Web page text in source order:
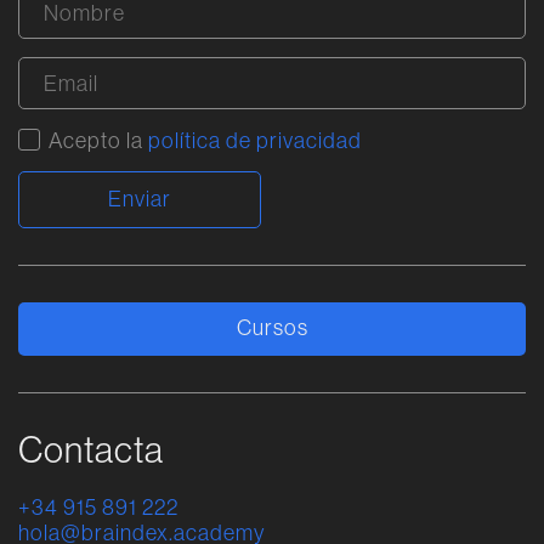
Acepto la política de privacidad
Contacta
+34 915 891 222
hola@braindex.academy
Cursos